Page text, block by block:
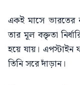
একই মাসে ভারতের
তার মূল বক্তৃতা
হয়ে যায়।
তিনি সরে দাঁড়ান।